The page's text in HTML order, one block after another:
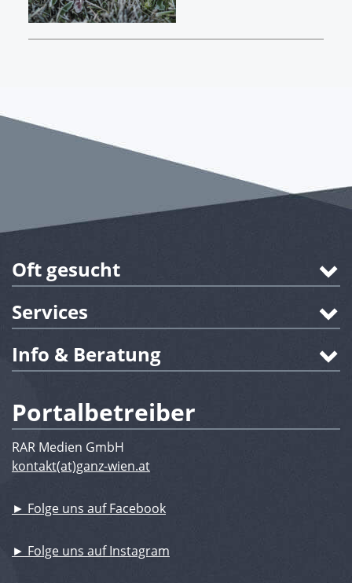
Oft gesucht
Services
Info & Beratung
Portalbetreiber
RAR Medien GmbH
kontakt(at)ganz-wien.at
► Folge uns auf Facebook
► Folge uns auf Instagram